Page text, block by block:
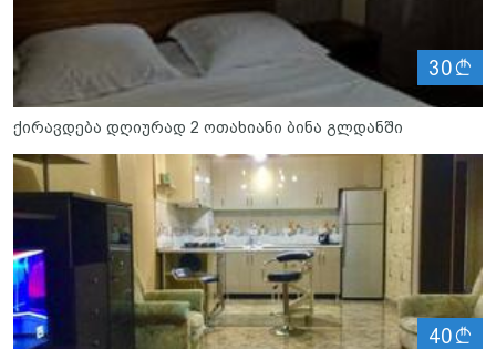
30
ქირავდება დღიურად 2 ოთახიანი ბინა გლდანში
40